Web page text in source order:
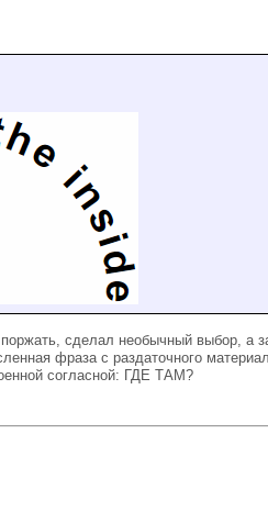
сделал необычный выбор, а
фраза с раздаточного
согласной: ГДЕ ТАМ?